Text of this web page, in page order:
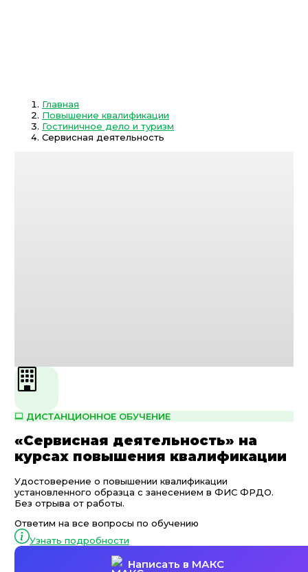
Главная
Повышение квалификации
Гостиничное дело и туризм
Сервисная деятельность
ДИСТАНЦИОННОЕ ОБУЧЕНИЕ
«Сервисная деятельность» на
курсах повышения квалификации
Удостоверение о повышении квалификации
установленного образца с занесением в ФИС ФРДО.
Без отрыва от работы.
Ответим на все вопросы по обучению
Узнать подробности
Написать в МАКС